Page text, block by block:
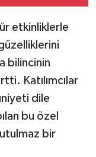
etkinliklerle
bilincinin
Katılımcılar
dile
bu özel
bir